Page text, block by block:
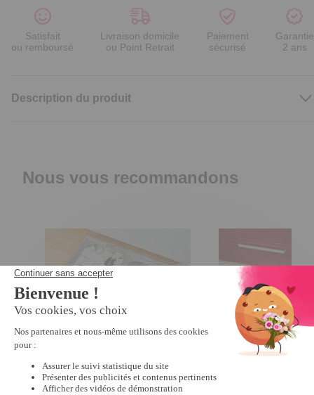
Satisfait
ou remboursé
Livraison domicile
ou Point Retrait
Paiement
sécurisé
Garantie
2 ans
Description du produit
Nous vous recommandons